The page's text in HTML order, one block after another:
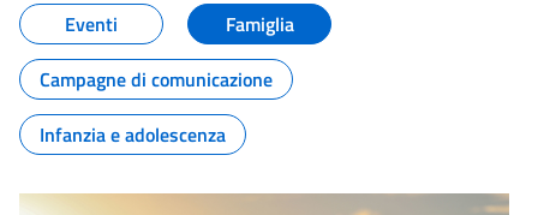
Eventi
Famiglia
Campagne di comunicazione
Infanzia e adolescenza